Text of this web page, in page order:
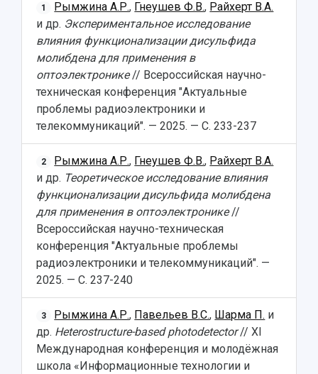
1 Рымжина А.Р., Гнеушев Ф.В., Райхерт В.А.
и др. Экспериментальное исследование
влияния функционализации дисульфида
молибдена для применения в
оптоэлектронике// Всероссийская научно-
техническая конференция "Актуальные
проблемы радиоэлектроники и
телекоммуникаций". — 2025. — С. 233-237
2 Рымжина А.Р., Гнеушев Ф.В., Райхерт В.А.
и др. Теоретическое исследование влияния
функционализации дисульфида молибдена
для применения в оптоэлектронике//
Всероссийская научно-техническая
конференция "Актуальные проблемы
радиоэлектроники и телекоммуникаций". —
2025. — С. 237-240
3 Рымжина А.Р., Павельев В.С., Шарма П. и
др. Heterostructure-based photodetector// XI
Международная конференция и молодёжная
школа «Информационные технологии и